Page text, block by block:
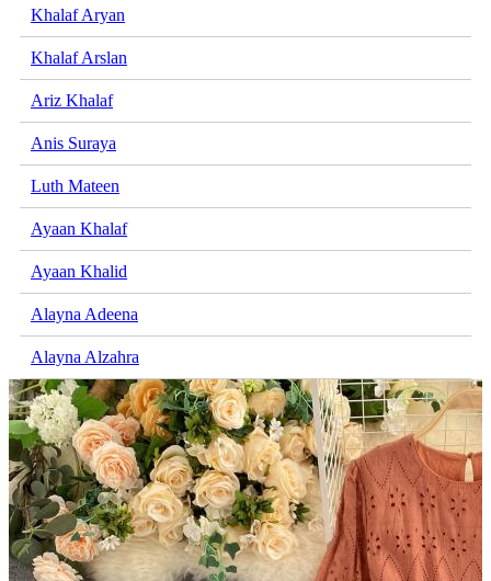
Khalaf Aryan
Khalaf Arslan
Ariz Khalaf
Anis Suraya
Luth Mateen
Ayaan Khalaf
Ayaan Khalid
Alayna Adeena
Alayna Alzahra